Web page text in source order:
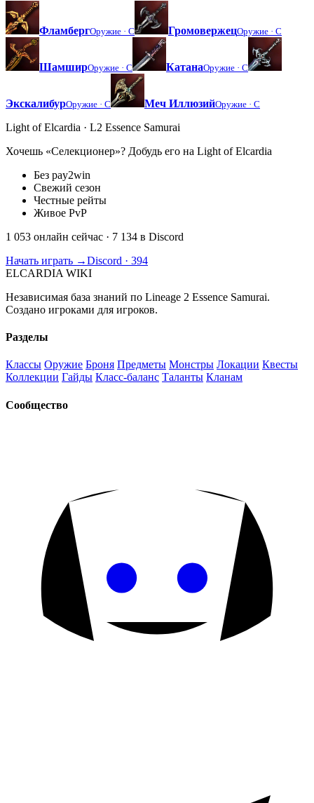
ФламбергОружие · C ГромовержецОружие · C
ШамширОружие · C КатанаОружие · C
ЭкскалибурОружие · C Меч ИллюзийОружие · C
Light of Elcardia · L2 Essence Samurai
Хочешь «Селекционер»? Добудь его на Light of Elcardia
Без pay2win
Свежий сезон
Честные рейты
Живое PvP
1 053 онлайн сейчас · 7 134 в Discord
Начать играть →Discord · 394
ELCARDIA WIKI
Независимая база знаний по Lineage 2 Essence Samurai.
Создано игроками для игроков.
Разделы
Классы Оружие Броня Предметы Монстры Локации Квесты
Коллекции Гайды Класс-баланс Таланты Кланам
Сообщество